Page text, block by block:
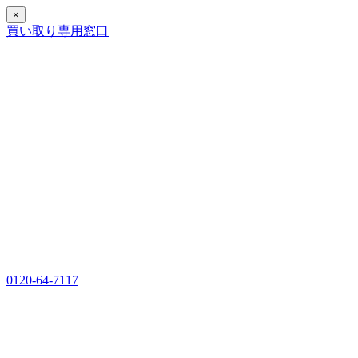
×
買い取り専用窓口
0120-64-7117